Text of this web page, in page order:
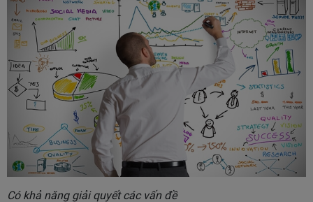
Có khả năng giải quyết các vấn đề